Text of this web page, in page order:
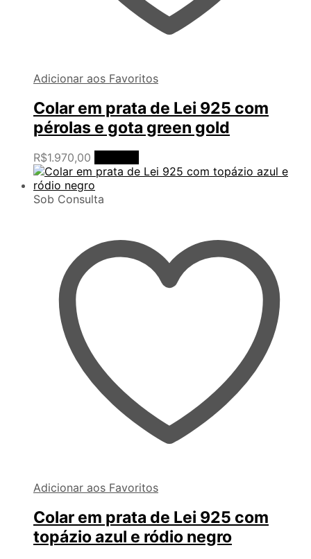
Adicionar aos Favoritos
Colar em prata de Lei 925 com
pérolas e gota green gold
R$1.970,00
Sob Consulta
Adicionar aos Favoritos
Colar em prata de Lei 925 com
topázio azul e ródio negro